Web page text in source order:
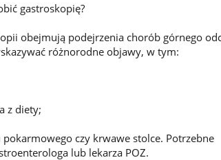
gastroskopię?
obejmują podejrzenia chorób górnego
różnorodne objawy, w tym:
z diety;
czy krwawe stolce. Potrzebne
lub lekarza POZ.